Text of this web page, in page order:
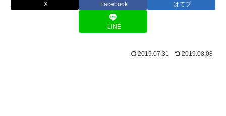
X Facebook はてブ
LINE
2019.07.31 2019.08.08